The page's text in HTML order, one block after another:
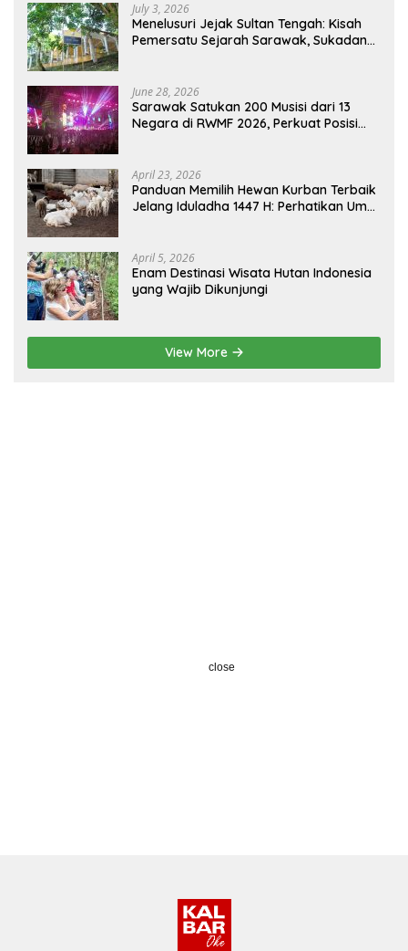
July 3, 2026
Menelusuri Jejak Sultan Tengah: Kisah
Pemersatu Sejarah Sarawak, Sukadana,
June 28, 2026
Sarawak Satukan 200 Musisi dari 13
Negara di RWMF 2026, Perkuat Posisi
April 23, 2026
Panduan Memilih Hewan Kurban Terbaik
Jelang Iduladha 1447 H: Perhatikan Umur
April 5, 2026
Enam Destinasi Wisata Hutan Indonesia
yang Wajib Dikunjungi
View More
close